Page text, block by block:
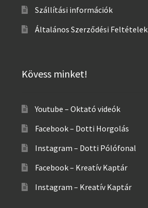
Szállítási információk
Általános Szerződési Feltételek
Kövess minket!
Youtube – Oktató videók
Facebook – Dotti Horgolás
Instagram – Dotti Pólófonal
Facebook – Kreatív Kaptár
Instagram – Kreatív Kaptár